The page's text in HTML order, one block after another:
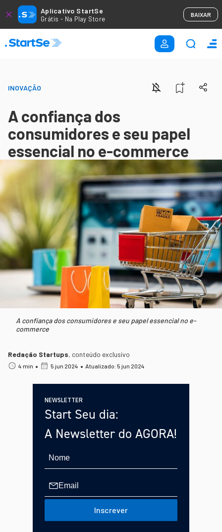
Aplicativo StartSe
Grátis - Na Play Store
BAIXAR
INOVAÇÃO
A confiança dos
consumidores e seu papel
essencial no e-commerce
A confiança dos consumidores e seu papel essencial no e-
commerce
Redação Startups, conteúdo exclusivo
4 min • 5 jun 2024 • Atualizado: 5 jun 2024
NEWSLETTER
Start Seu dia:
A Newsletter do AGORA!
Inscrever